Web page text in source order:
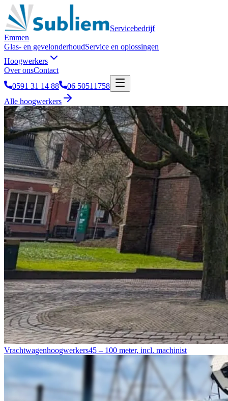
Servicebedrijf
Emmen
Glas- en gevelonderhoudService en oplossingen
Hoogwerkers
Over onsContact
0591 31 14 88
06 50511758
Alle hoogwerkers
Vrachtwagenhoogwerkers45 – 100 meter, incl. machinist